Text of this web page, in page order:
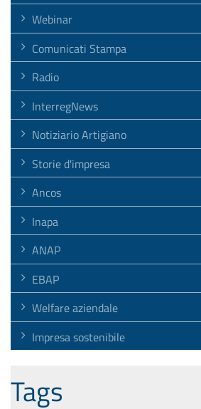
Webinar
Comunicati Stampa
Radio
InterregNews
Notiziario Artigiano
Storie d'impresa
Ancos
Inapa
ANAP
EBAP
Welfare aziendale
Impresa sostenibile
Tags